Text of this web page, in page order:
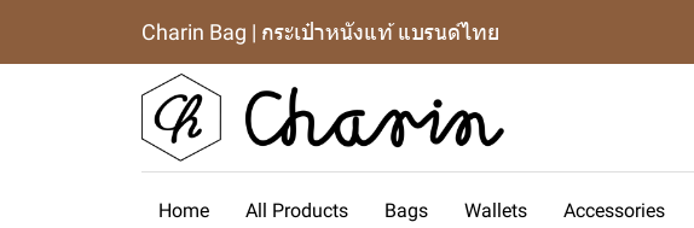
Charin Bag | กระเป๋าหนังแท้ แบรนด์ไทย
Home All Products Bags Wallets Accessories